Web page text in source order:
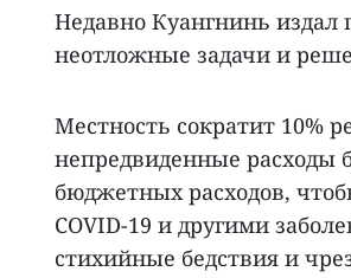
Недавно Куангнинь издал
неотложные задачи и
Местность сократит 10%
непредвиденные расходы
бюджетных расходов,
COVID-19 и другими
стихийные бедствия и